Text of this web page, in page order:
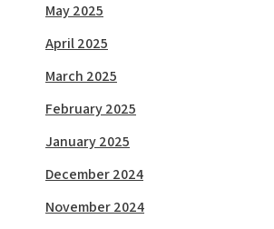
May 2025
April 2025
March 2025
February 2025
January 2025
December 2024
November 2024